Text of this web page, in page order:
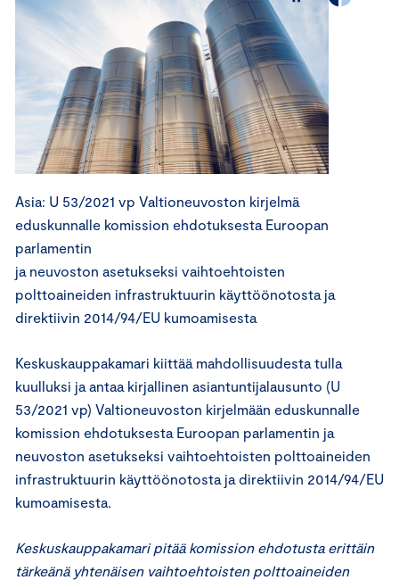
Asia: U 53/2021 vp Valtioneuvoston kirjelmä
eduskunnalle komission ehdotuksesta Euroopan
parlamentin
ja neuvoston asetukseksi vaihtoehtoisten
polttoaineiden infrastruktuurin käyttöönotosta ja
direktiivin 2014/94/EU kumoamisesta
Keskuskauppakamari kiittää mahdollisuudesta tulla
kuulluksi ja antaa kirjallinen asiantuntijalausunto (U
53/2021 vp) Valtioneuvoston kirjelmään eduskunnalle
komission ehdotuksesta Euroopan parlamentin ja
neuvoston asetukseksi vaihtoehtoisten polttoaineiden
infrastruktuurin käyttöönotosta ja direktiivin 2014/94/EU
kumoamisesta.
Keskuskauppakamari pitää komission ehdotusta erittäin
tärkeänä yhtenäisen vaihtoehtoisten polttoaineiden